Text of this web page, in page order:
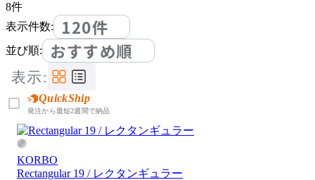
8件
表示件数:
120件
並び順: おすすめ順
表示:
QuickShip
発注から最短2週間で納品
KORBO
Rectangular 19 / レクタンギュラー